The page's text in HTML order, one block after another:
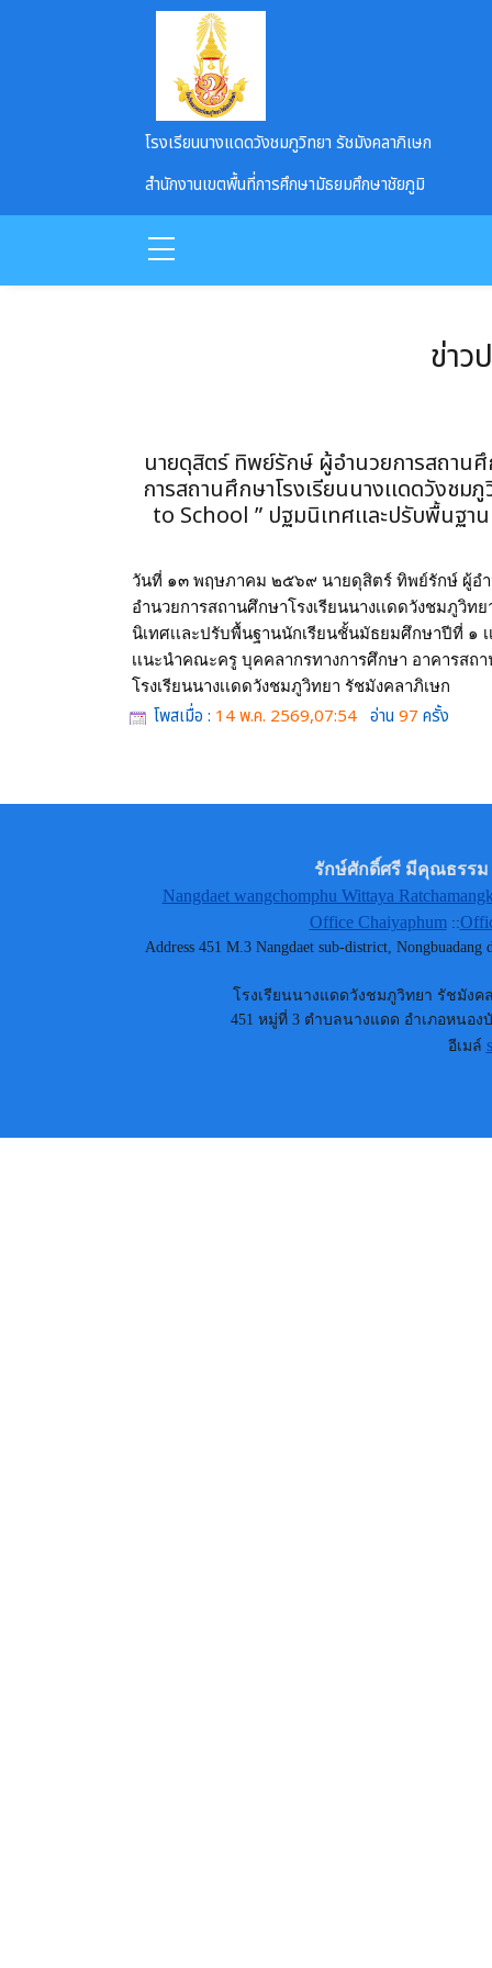
Skip to main content
โรงเรียนนางแดดวังชมภูวิทยา รัชมังคลาภิเษก
สำนักงานเขตพื้นที่การศึกษามัธยมศึกษาชัยภูมิ
ข่าว
นายดุสิตร์ ทิพย์รักษ์ ผู้อำนวยการสถาน
การสถานศึกษาโรงเรียนนางเเดดวังชม
to School ” ปฐมนิเทศเเละปรับพื้นฐ
วันที่ ๑๓ พฤษภาคม ๒๕๖๙ นายดุสิตร์ ทิพย์รักษ์ ผู้อ
อำนวยการสถานศึกษาโรงเรียนนางเเดดวังชมภูวิท
นิเทศเเละปรับพื้นฐานนักเรียนชั้นมัธยมศึกษาปีที่
เเนะนำคณะครู บุคคลากรทางการศึกษา อาคารสถ
โรงเรียนนางเเดดวังชมภูวิทยา รัชมังคลาภิเษก
โพสเมื่อ : 14 พ.ค. 2569,07:54 อ่าน 97 ครั้ง
รักษ์ศักดิ์ศรี มีคุณธรรม
Nangdaet wangchomphu Wittaya
Office Chaiyaphum::
Address 451 M.3 Nangdaet sub-district,
โรงเรียนนางแดดวังชมภูวิทยา รัชมัง
451 หมู่ที่ 3 ตำบลนางแดด อำเภอหนอง
อีเมล์